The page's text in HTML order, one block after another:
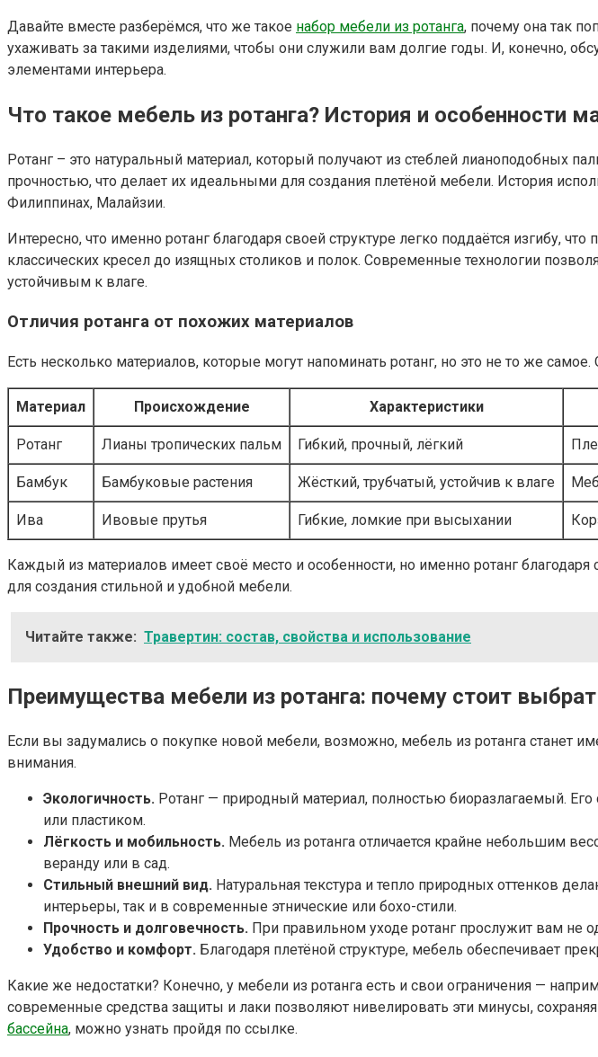
Давайте вместе разберёмся, что же такое набор мебели из ротанга, почему она так
ухаживать за такими изделиями, чтобы они служили вам долгие годы. И, конечно,
элементами интерьера.
Что такое мебель из ротанга? История и особенности
Ротанг – это натуральный материал, который получают из стеблей лианоподобных
прочностью, что делает их идеальными для создания плетёной мебели. История
Филиппинах, Малайзии.
Интересно, что именно ротанг благодаря своей структуре легко поддаётся изгибу,
классических кресел до изящных столиков и полок. Современные технологии
устойчивым к влаге.
Отличия ротанга от похожих материалов
Есть несколько материалов, которые могут напоминать ротанг, но это не то же
Материал Происхождение Характеристики
Ротанг Лианы тропических пальм Гибкий, прочный, лёгкий
Бамбук Бамбуковые растения Жёсткий, трубчатый, устойчив к влаге
Ива Ивовые прутья Гибкие, ломкие при высыхании
Каждый из материалов имеет своё место и особенности, но именно ротанг
для создания стильной и удобной мебели.
Читайте также: Травертин: состав, свойства и использование
Преимущества мебели из ротанга: почему стоит
Если вы задумались о покупке новой мебели, возможно, мебель из ротанга станет
внимания.
Экологичность. Ротанг — природный материал, полностью биоразлагаемый.
или пластиком.
Лёгкость и мобильность. Мебель из ротанга отличается крайне небольшим
веранду или в сад.
Стильный внешний вид. Натуральная текстура и тепло природных оттенков
интерьеры, так и в современные этнические или бохо-стили.
Прочность и долговечность. При правильном уходе ротанг прослужит вам не
Удобство и комфорт. Благодаря плетёной структуре, мебель обеспечивает
Какие же недостатки? Конечно, у мебели из ротанга есть и свои ограничения —
современные средства защиты и лаки позволяют нивелировать эти минусы,
бассейна, можно узнать пройдя по ссылке.